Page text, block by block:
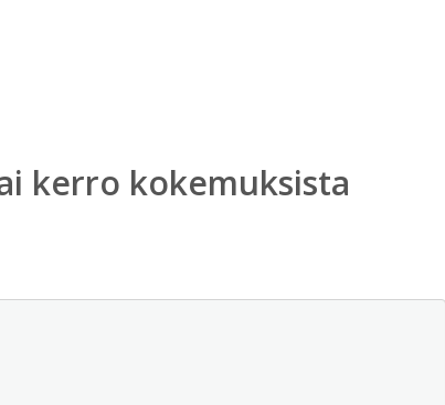
kerro kokemuksista